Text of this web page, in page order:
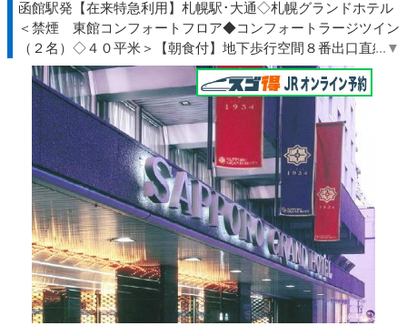
函館駅発【在来特急利用】札幌駅･大通◇札幌グランドホテル
＜禁煙 東館コンフォートフロア◆コンフォートラージツイン
（２名）◇４０平米＞【朝食付】地下歩行空間８番出口直結◆
北海道◇ＪＲきっぷ駅受取